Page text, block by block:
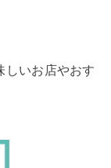
しいお店やおす